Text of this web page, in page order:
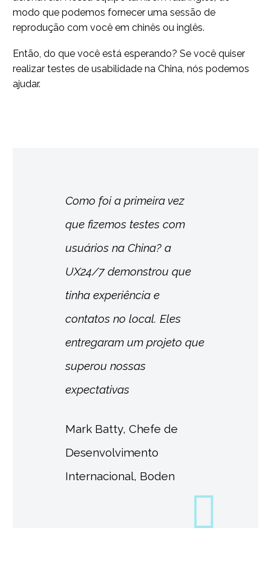
modo que podemos fornecer uma sessão de
reprodução com você em chinês ou inglês.
Então, do que você está esperando? Se você quiser
realizar testes de usabilidade na China, nós podemos
ajudar.
Como foi a primeira vez
que fizemos testes com
usuários na China? a
UX24/7 demonstrou que
tinha experiência e
contatos no local. Eles
entregaram um projeto que
superou nossas
expectativas
Mark Batty, Chefe de
Desenvolvimento
Internacional, Boden